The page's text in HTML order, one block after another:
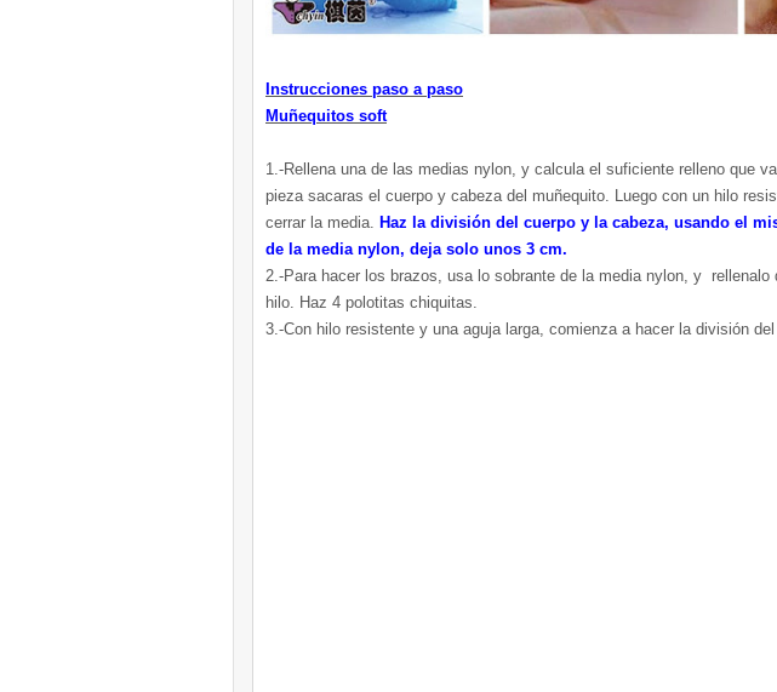
Instrucciones paso a paso
Muñequitos soft
1.-Rellena una de las medias nylon, y calcula el suficiente relleno que
pieza sacaras el cuerpo y cabeza del muñequito. Luego con un hilo
cerrar la media. Haz la división del cuerpo y la cabeza, usando el
de la media nylon, deja solo unos 3 cm.
2.-Para hacer los brazos, usa lo sobrante de la media nylon, y rellenalo
hilo. Haz 4 polotitas chiquitas.
3.-Con hilo resistente y una aguja larga, comienza a hacer la división